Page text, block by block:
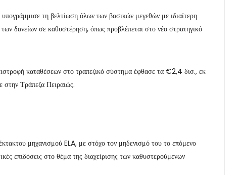
τη βελτίωση όλων των βασικών μεγεθών με ιδιαίτερη
δανείων σε καθυστέρηση, όπως προβλέπεται στο νέο στρατηγικό
καταθέσεων στο τραπεζικό σύστημα έφθασε τα €2,4 δισ., εκ
Τράπεζα Πειραιώς.
μηχανισμού ELA, με στόχο τον μηδενισμό του το επόμενο
επιδόσεις στο θέμα της διαχείρισης των καθυστερούμενων